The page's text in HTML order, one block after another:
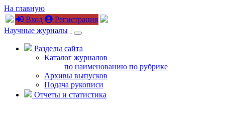
На главную
Вход
Регистрация
Научные журналы
Разделы сайта
Каталог журналов
по наименованию по рубрике
Архивы выпусков
Подача рукописи
Отчеты и статистика